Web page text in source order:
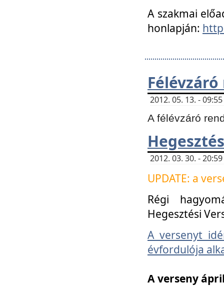
A szakmai
honlapján:
2012. 05. 13. -
A félévzáró
2012. 03. 30. -
UPDATE: a
Régi
Hegesztési
A versenyt
évfordulója
A verseny